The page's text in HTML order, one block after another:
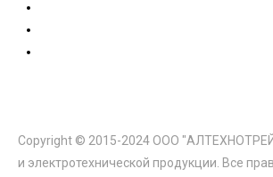
Copyright © 2015-2024 ООО
и электротехнической продукции. Все